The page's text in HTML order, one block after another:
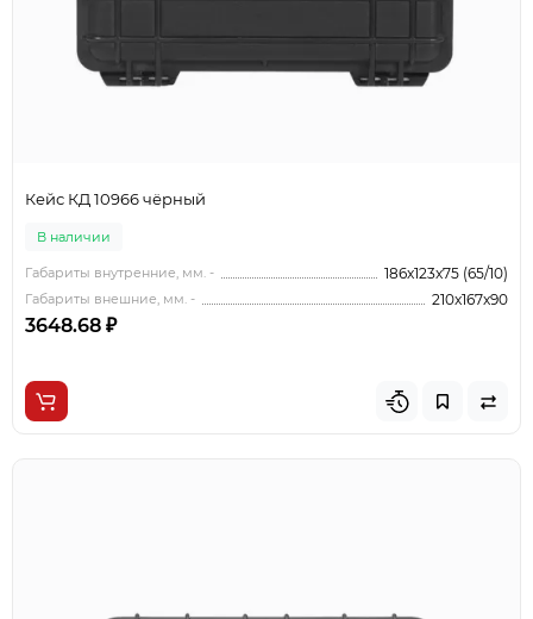
Кейс КД 10966 чёрный
В наличии
Габариты внутренние, мм. - 186x123x75 (65/10)
Габариты внешние, мм. - 210x167x90
3648.68 ₽